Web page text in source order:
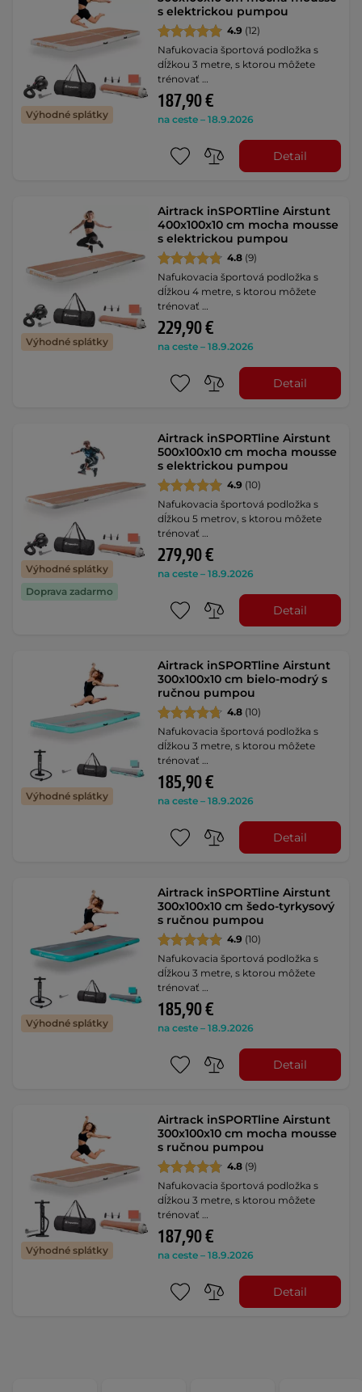
Výhodné splátky
s elektrickou pumpou
4.9 (12)
Nafukovacia športová podložka s
dĺžkou 3 metre, s ktorou môžete
trénovať …
187,90 €
na ceste – 18.9.2026
Detail
Výhodné splátky
Airtrack inSPORTline Airstunt
400x100x10 cm mocha mousse
s elektrickou pumpou
4.8 (9)
Nafukovacia športová podložka s
dĺžkou 4 metre, s ktorou môžete
trénovať …
229,90 €
na ceste – 18.9.2026
Detail
Výhodné splátky
Doprava zadarmo
Airtrack inSPORTline Airstunt
500x100x10 cm mocha mousse
s elektrickou pumpou
4.9 (10)
Nafukovacia športová podložka s
dĺžkou 5 metrov, s ktorou môžete
trénovať …
279,90 €
na ceste – 18.9.2026
Detail
Výhodné splátky
Airtrack inSPORTline Airstunt
300x100x10 cm bielo-modrý s
ručnou pumpou
4.8 (10)
Nafukovacia športová podložka s
dĺžkou 3 metre, s ktorou môžete
trénovať …
185,90 €
na ceste – 18.9.2026
Detail
Výhodné splátky
Airtrack inSPORTline Airstunt
300x100x10 cm šedo-tyrkysový
s ručnou pumpou
4.9 (10)
Nafukovacia športová podložka s
dĺžkou 3 metre, s ktorou môžete
trénovať …
185,90 €
na ceste – 18.9.2026
Detail
Výhodné splátky
Airtrack inSPORTline Airstunt
300x100x10 cm mocha mousse
s ručnou pumpou
4.8 (9)
Nafukovacia športová podložka s
dĺžkou 3 metre, s ktorou môžete
trénovať …
187,90 €
na ceste – 18.9.2026
Detail